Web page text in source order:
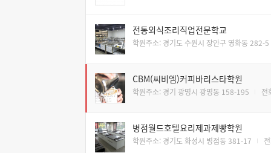
전통외식조리직업전문학교
학원주소: 경기도 수원시 장안구 영화동 282-5
CBM(씨비엠)커피바리스타학원
학원주소: 경기 광명시 광명동 158-195 전
병점월드호텔요리제과제빵학원
학원주소: 경기도 화성시 병점동 381-17